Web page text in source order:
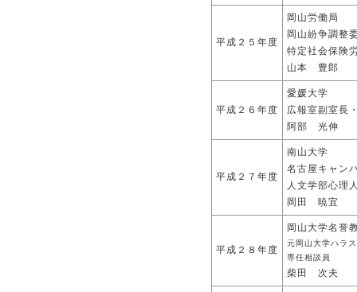
平成２５年度
岡山労働局
岡山紛争調整
特定社会保険
山本 豊郎
平成２６年度
愛媛大学
広報室副室長
阿部 光伸
平成２７年度
南山大学
名古屋キャン
人文学部心理
岡田 暁宜
平成２８年度
岡山大学名誉
元岡山大学ハラ
専任相談員
柴田 次夫